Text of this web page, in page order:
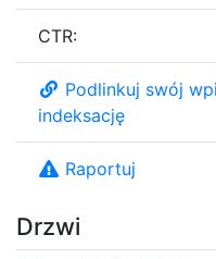
Drzwi
CTR:
Podlinkuj swój
indeksację
Raportuj